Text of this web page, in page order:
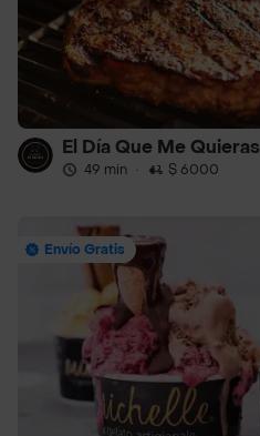
El Día Que Me Quieras
49 min · $ 6000
Envío Gratis